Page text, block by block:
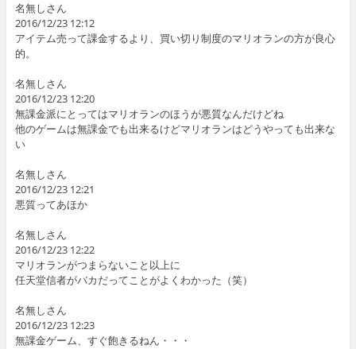
名無しさん
2016/12/23 12:12
アイテム売って課金するより、買い切り制度のマリオランの方が良心
的。
名無しさん
2016/12/23 12:20
無課金派にとってはマリオランのほうが悪質なんだけどね
他のゲームは無課金でも出来るけどマリオランはどうやっても出来な
い
名無しさん
2016/12/23 12:21
悪質ってあほか
名無しさん
2016/12/23 12:22
マリオランがつまらないこと以上に
任天堂信者がバカだってことがよくわかった（笑）
名無しさん
2016/12/23 12:23
無課金ゲーム、すぐ飽きるねん・・・